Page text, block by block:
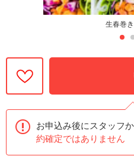
生春巻き
お申込み後にスタッフ
約確定ではありません